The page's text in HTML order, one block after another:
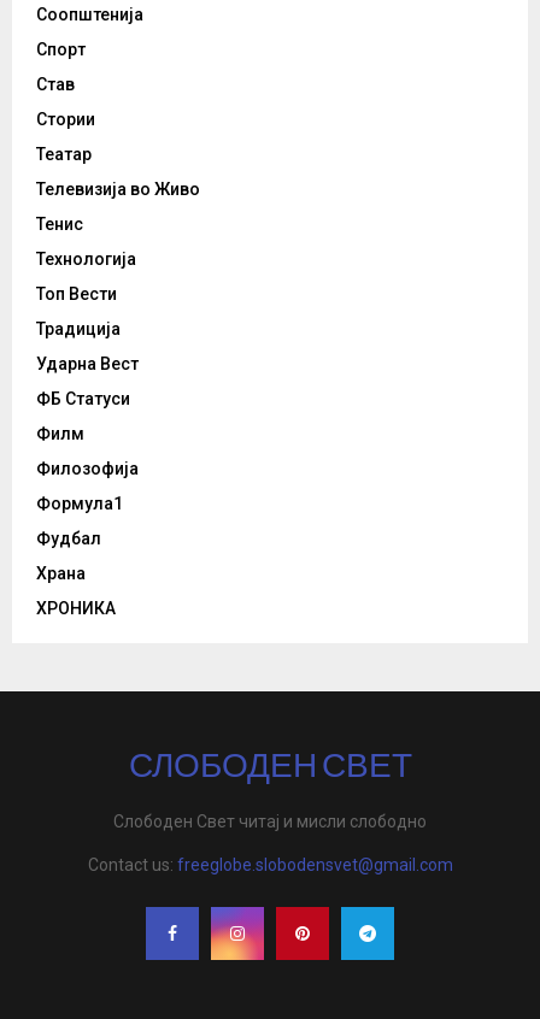
Соопштенија
Спорт
Став
Стории
Театар
Телевизија во Живо
Тенис
Технологија
Топ Вести
Традиција
Ударна Вест
ФБ Статуси
Филм
Филозофија
Формула1
Фудбал
Храна
ХРОНИКА
СЛОБОДЕН СВЕТ
Слободен Свет читај и мисли слободно
Contact us: freeglobe.slobodensvet@gmail.com